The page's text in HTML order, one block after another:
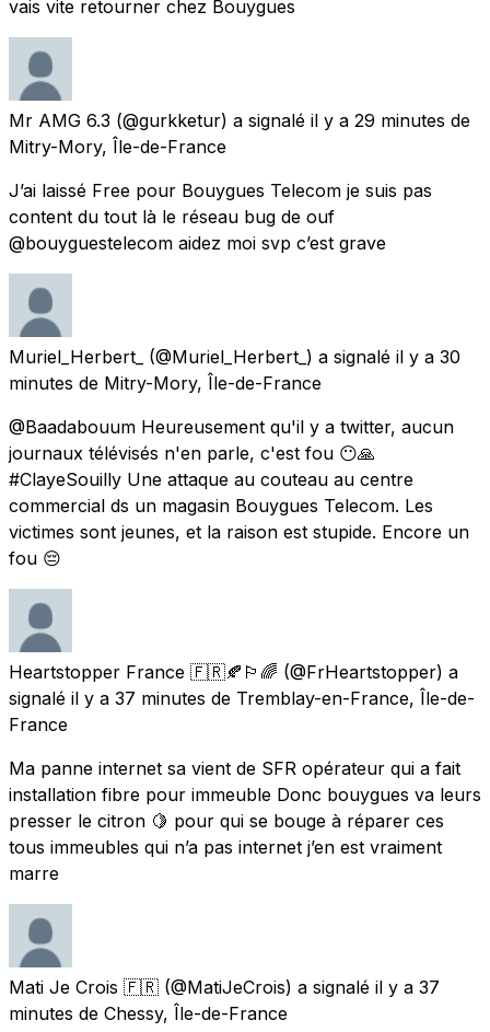
vais vite retourner chez Bouygues
Mr AMG 6.3 (@gurkketur) a signalé il y a 29 minutes de
Mitry-Mory, Île-de-France
J’ai laissé Free pour Bouygues Telecom je suis pas
content du tout là le réseau bug de ouf
@bouyguestelecom aidez moi svp c’est grave
Muriel_Herbert_ (@Muriel_Herbert_) a signalé il y a 30
minutes de Mitry-Mory, Île-de-France
@Baadabouum Heureusement qu'il y a twitter, aucun
journaux télévisés n'en parle, c'est fou 😶🙏
#ClayeSouilly Une attaque au couteau au centre
commercial ds un magasin Bouygues Telecom. Les
victimes sont jeunes, et la raison est stupide. Encore un
fou 😔
Heartstopper France 🇫🇷🍂🏳️‍🌈 (@FrHeartstopper) a
signalé il y a 37 minutes de Tremblay-en-France, Île-de-
France
Ma panne internet sa vient de SFR opérateur qui a fait
installation fibre pour immeuble Donc bouygues va leurs
presser le citron 🍋 pour qui se bouge à réparer ces
tous immeubles qui n’a pas internet j’en est vraiment
marre
Mati Je Crois 🇫🇷 (@MatiJeCrois) a signalé il y a 37
minutes de Chessy, Île-de-France